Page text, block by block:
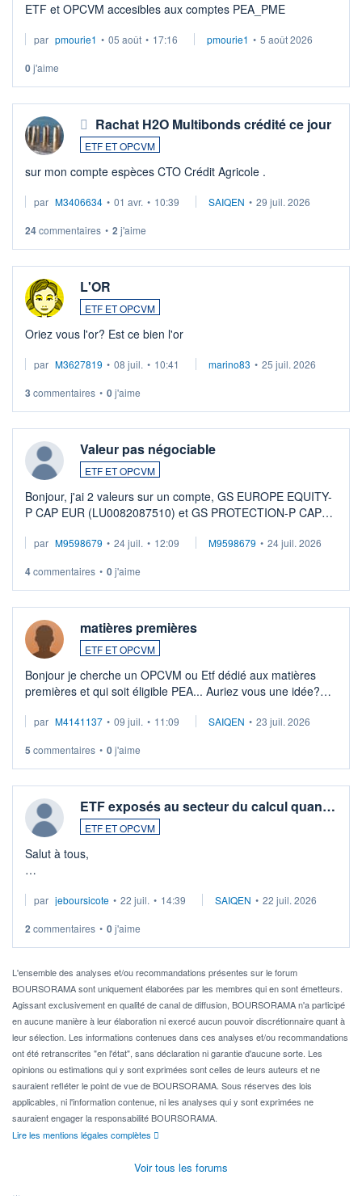
ETF et OPCVM accesibles aux comptes PEA_PME
par pmourie1 • 05 août • 17:16 pmourie1 • 5 août 2026
0j'aime
Rachat H2O Multibonds crédité ce jour
ETF ET OPCVM
sur mon compte espèces CTO Crédit Agricole .
par M3406634 • 01 avr. • 10:39 SAIQEN • 29 juil. 2026
24commentaires • 2 j'aime
L'OR
ETF ET OPCVM
Oriez vous l'or? Est ce bien l'or
par M3627819 • 08 juil. • 10:41 marino83 • 25 juil. 2026
3 commentaires • 0j'aime
Valeur pas négociable
ETF ET OPCVM
Bonjour, j'ai 2 valeurs sur un compte, GS EUROPE EQUITY-
P CAP EUR (LU0082087510) et GS PROTECTION-P CAP
veux procéder à la vente, on me signale ...
par M9598679 • 24 juil. • 12:09 M9598679 • 24 juil. 2026
4commentaires • 0j'aime
matières premières
ETF ET OPCVM
Bonjour je cherche un OPCVM ou Etf dédié aux matières
premières et qui soit éligible PEA... Auriez vous une idée?
par M4141137 • 09 juil. • 11:09 SAIQEN • 23 juil. 2026
5 commentaires • 0j'aime
ETF exposés au secteur du calcul quan…
ETF ET OPCVM
Salut à tous,
via un ETF plutôt que des actions individuelles.
Idéalement, je voudrais qu'il soit éligible au PEA.
Pour l' ...
par jeboursicote • 22 juil. • 14:39 SAIQEN • 22 juil. 2026
2 commentaires • 0j'aime
L'ensemble des analyses et/ou recommandations présentes sur le forum
BOURSORAMA sont uniquement élaborées par les membres qui en sont émetteurs.
Agissant exclusivement en qualité de canal de diffusion, BOURSORAMA n'a participé
en aucune manière à leur élaboration ni exercé aucun pouvoir discrétionnaire quant à
leur sélection. Les informations contenues dans ces analyses et/ou recommandations
ont été retranscrites "en l'état", sans déclaration ni garantie d'aucune sorte. Les
opinions ou estimations qui y sont exprimées sont celles de leurs auteurs et ne
sauraient refléter le point de vue de BOURSORAMA. Sous réserves des lois
applicables, ni l'information contenue, ni les analyses qui y sont exprimées ne
sauraient engager la responsabilité BOURSORAMA.
Lire les mentions légales complètes
Voir tous les forums